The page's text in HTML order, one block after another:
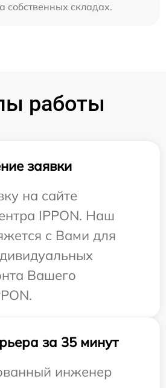
собственных складах.
работы
заявки
на сайте
IPPON. Наш
с Вами для
Вашего
за 35 минут
инженер